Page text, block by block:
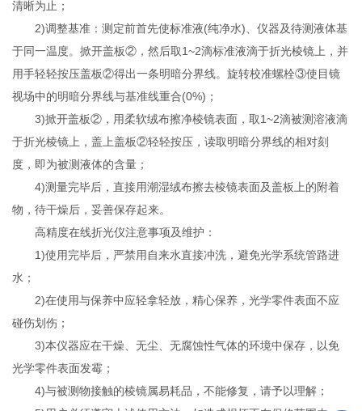
清晰为止；
2)调整基准：测定前首先使标准液(纯净水)、仪器及待测液体基
于同一温度。掀开盖板②，然后取1~2滴标准液滴于折光棱镜上，并
用手轻轻按压盖板②得出一条明暗分界线。旋转校准螺栓③使目镜
视场中的明暗分界线与基准线重合(0%)；
3)掀开盖板②，用柔软绒布擦净棱镜表面，取1~2滴被测溶液滴
于折光棱镜上，盖上盖板②轻轻按压，读取明暗分界线的相对刻
度，即为被测液体的含量；
4)测量完毕后，直接用潮湿绒布擦去棱镜表面及盖板上的附着
物，待干燥后，妥善保存起来。
高精度在线折光仪注意事项及维护：
1)使用完毕后，严禁用自来水直接冲洗，避免光学系统管路进
水；
2)在使用与保养中应轻拿轻放，精心保养，光学零件表面不应
碰伤划伤；
3)本仪器应在干燥、无尘、无腐蚀性气体的环境中保存，以免
光学零件表面发霉；
4)与被测物接触的棱镜属易耗品，不能修复，请予以理解；